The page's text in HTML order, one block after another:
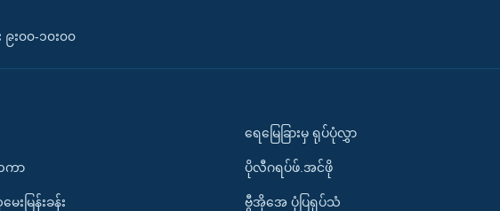
း၀၀-၁၀း၀၀
ကာ
းမြန်းခန်း
ရေမြေခြားမှ ရုပ်ပုံလွှာ
ပိုလီဂရပ်ဖ်.အင်ဖို
ဗွီအိုအေ ပုံပြရုပ်သံ